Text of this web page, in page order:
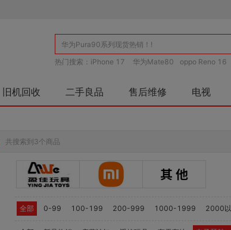
热门搜索： iPhone 17 华为Mate80 oppo Reno 16
旧机回收 二手良品 售后维修 电视
共搜索到3个商品
全部 0-99 100-199 200-999 1000-1999 2000